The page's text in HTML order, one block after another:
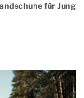
für Jung